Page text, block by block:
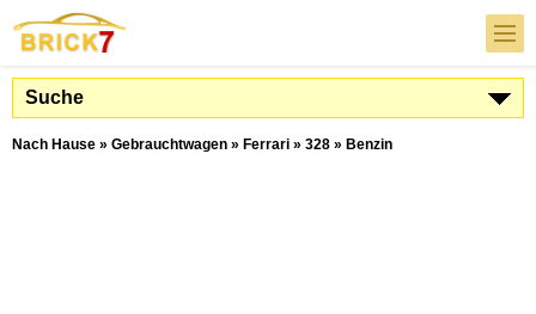
Suche
Nach Hause » Gebrauchtwagen » Ferrari » 328 » Benzin